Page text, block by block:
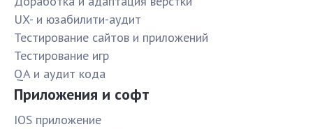
UX- и юзабилити-аудит
Тестирование сайтов и приложений
Тестирование игр
QA и аудит кода
Приложения и софт
IOS приложение